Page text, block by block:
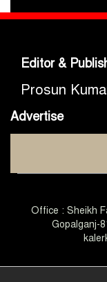
Editor &
Prosun
Advertise
Office : Sheikh
Gopalganj-